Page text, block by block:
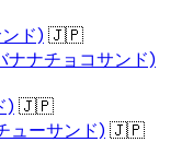
ド) 🇯🇵
ナチョコサンド)
) 🇯🇵
ューサンド) 🇯🇵